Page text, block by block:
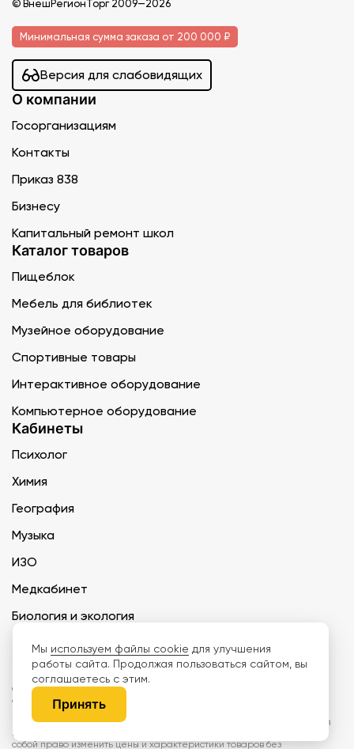
© ВнешРегионТорг 2009—2026
Минимальная сумма заказа от 200 000 ₽
Версия для слабовидящих
О компании
Госорганизациям
Контакты
Приказ 838
Бизнесу
Капитальный ремонт школ
Каталог товаров
Пищеблок
Мебель для библиотек
Музейное оборудование
Спортивные товары
Интерактивное оборудование
Компьютерное оборудование
Кабинеты
Психолог
Химия
География
Музыка
ИЗО
Медкабинет
Биология и экология
Технология
ООО «Дети наше будущее» ИНН 6671165273 ОГРН 1216600030250 КПП
667101001 БИК 046577674
Информация на сайте не является публичной офертой. Изображения
могут отличаться от поставляемых товаров. Поставщик оставляет за
собой право изменить цены и характеристики товаров без
Мы используем файлы cookie для улучшения
работы сайта. Продолжая пользоваться сайтом, вы
соглашаетесь с этим.
Принять